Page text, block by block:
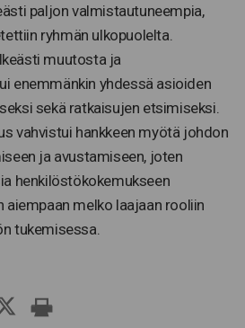
paljon valmistautuneempia,
ryhmän ulkopuolelta.
muutosta ja
enemmänkin yhdessä asioiden
sekä ratkaisujen etsimiseksi.
vahvistui hankkeen myötä johdon
ja avustamiseen, joten
henkilöstökokemukseen
melko laajaan rooliin
tukemisessa.